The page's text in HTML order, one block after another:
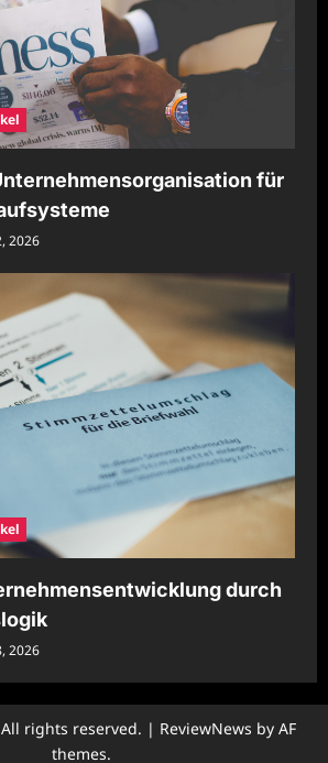
für
2026
durch
2026
rights reserved. | ReviewNews by AF
themes.